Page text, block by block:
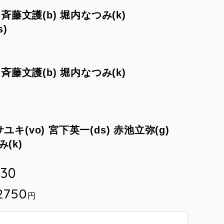
藤文護(b) 堀内なつみ(k)
藤文護(b) 堀内なつみ(k)
ユキ(vo) 宮下英一(ds) 赤池立弥(g)
(k)
円